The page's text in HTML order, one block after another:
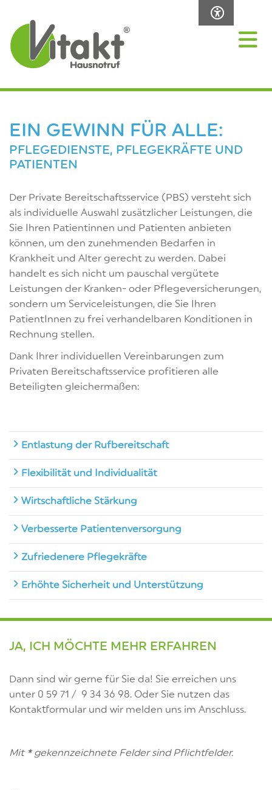
EIN GEWINN FÜR ALLE:
PFLEGEDIENSTE, PFLEGEKRÄFTE UND
PATIENTEN
Der Private Bereitschaftsservice (PBS) versteht sich
als individuelle Auswahl zusätzlicher Leistungen, die
Sie Ihren Patientinnen und Patienten anbieten
können, um den zunehmenden Bedarfen in
Krankheit und Alter gerecht zu werden. Dabei
handelt es sich nicht um pauschal vergütete
Leistungen der Kranken- oder Pflegeversicherungen,
sondern um Serviceleistungen, die Sie Ihren
PatientInnen zu frei verhandelbaren Konditionen in
Rechnung stellen.
Dank Ihrer individuellen Vereinbarungen zum
Privaten Bereitschaftsservice profitieren alle
Beteiligten gleichermaßen:
Entlastung der Rufbereitschaft
Flexibilität und Individualität
Wirtschaftliche Stärkung
Verbesserte Patientenversorgung
Zufriedenere Pflegekräfte
Erhöhte Sicherheit und Unterstützung
JA, ICH MÖCHTE MEHR ERFAHREN
Dann sind wir gerne für Sie da! Sie erreichen uns
unter 0 59 71 / 9 34 36 98. Oder Sie nutzen das
Kontaktformular und wir melden uns im Anschluss.
Mit *gekennzeichnete Felder sind Pflichtfelder.